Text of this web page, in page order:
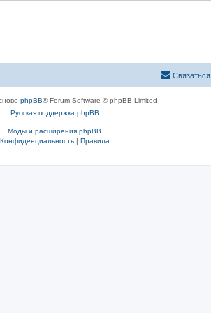
phpBB® Forum Software © phpBB Limited
Русская поддержка phpBB
Моды и расширения phpBB
Конфиденциальность| Правила